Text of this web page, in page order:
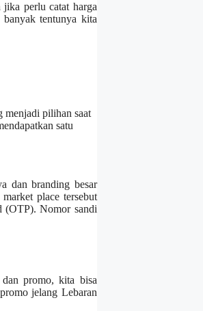
perlu catat harga
tentunya kita
menjadi pilihan saat
satu
dan branding besar
place tersebut
(OTP). Nomor sandi
promo, kita bisa
jelang Lebaran